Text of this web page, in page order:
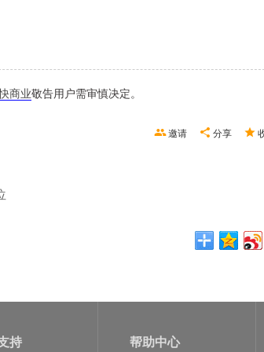
商业敬告用户需审慎决定。
分享
邀请
持 帮助中心